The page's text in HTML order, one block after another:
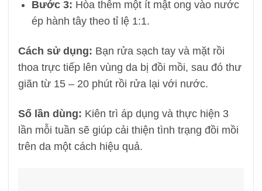
Bước 3: Hòa thêm một ít mật ong vào nước
ép hành tây theo tỉ lệ 1:1.
Cách sử dụng: Bạn rửa sạch tay và mặt rồi
thoa trực tiếp lên vùng da bị đồi mồi, sau đó thư
giãn từ 15 – 20 phút rồi rửa lại với nước.
Số lần dùng: Kiên trì áp dụng và thực hiện 3
lần mỗi tuần sẽ giúp cải thiện tình trạng đồi mồi
trên da một cách hiệu quả.